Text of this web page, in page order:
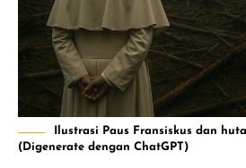
Ilustrasi Paus Fransiskus dan
(Digenerate dengan ChatGPT)